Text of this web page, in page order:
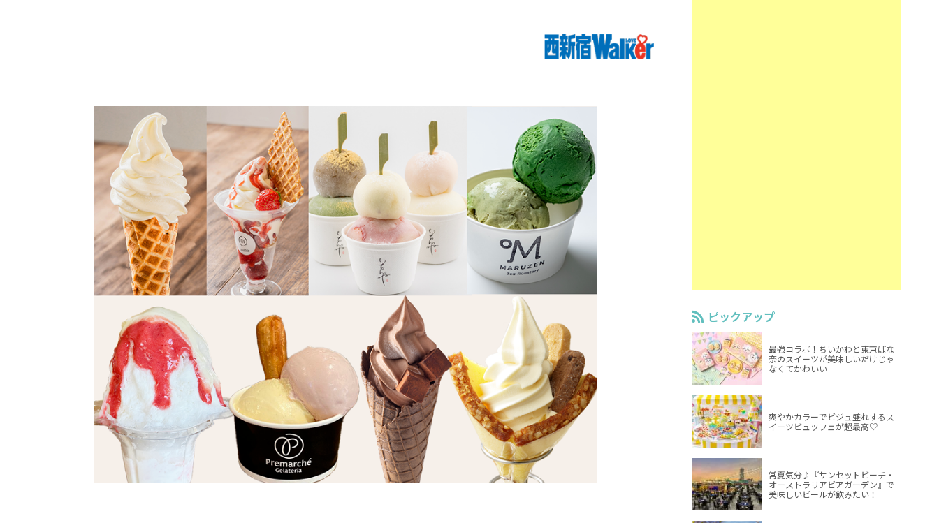
ピックアップ
最強コラボ！ちいかわと東京ばな
奈のスイーツが美味しいだけじゃ
なくてかわいい
爽やかカラーでビジュ盛れするス
イーツビュッフェが超最高♡
常夏気分♪『サンセットビーチ・
オーストラリアビアガーデン』で
美味しいビールが飲みたい！